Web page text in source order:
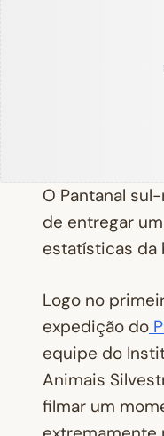
O Pantanal
de entregar
estatísticas da
Logo no
expedição do
equipe do
Animais
filmar um